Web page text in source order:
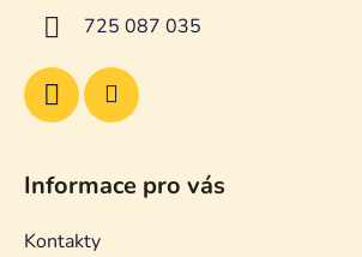
725 087 035
Informace pro vás
Kontakty